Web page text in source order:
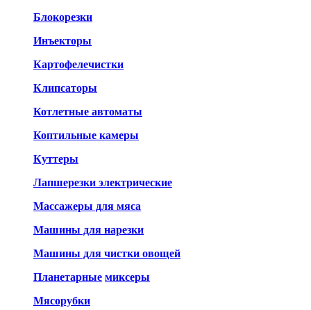
Блокорезки
Инъекторы
Картофелечистки
Клипсаторы
Котлетные автоматы
Коптильные камеры
Куттеры
Лапшерезки электрические
Массажеры для мяса
Машины для нарезки
Машины для чистки овощей
Планетарные миксеры
Мясорубки